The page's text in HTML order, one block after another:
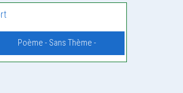
Poème - Sans Thème -